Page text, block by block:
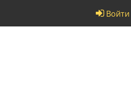
Войти